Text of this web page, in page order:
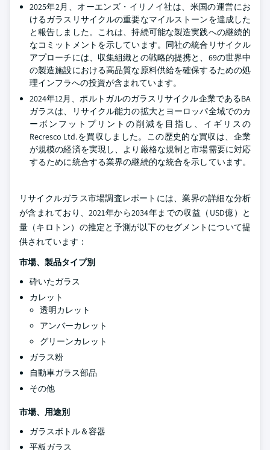
2025年2月、オーエンズ・イリノイ社は、米国の運営にお
けるガラスリサイクルの重要なマイルストーンを達成した
と報告しました。これは、持続可能な製造実践への継続的
なコミットメントを示しています。同社の統合リサイクル
アプローチには、収集組織との戦略的提携と、69の世界中
の製造施設における高品質な原料供給を確保するための処
理インフラへの投資が含まれています。
2024年12月、ポルトガルのガラスリサイクル企業であるBA
ガラスは、リサイクル能力の拡大とヨーロッパ全域でのカ
ーボンフットプリントの削減を目指し、イギリスの
Recresco Ltd.を買収しました。この歴史的な買収は、企業
が規模の経済を実現し、より厳格な規制と市場需要に対応
するために統合する業界の継続的な統合を示しています。
リサイクルガラス市場調査レポートには、業界の詳細な分析
が含まれており、2021年から2034年までの収益（USD億）と
量（キロトン）の推定と予測が以下のセグメントについて提
供されています：
市場、製品タイプ別
砕いたガラス
カレット
透明カレット
アンバーカレット
グリーンカレット
ガラス粉
自動車ガラス部品
その他
市場、用途別
ガラスボトル＆容器
平板ガラス